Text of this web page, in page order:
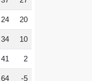
24 20
34 10
41 2
64 -5